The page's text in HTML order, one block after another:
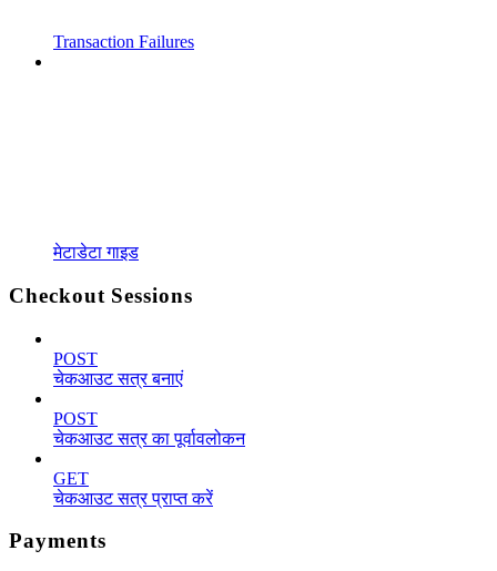
Transaction Failures
मेटाडेटा गाइड
Checkout Sessions
POST
चेकआउट सत्र बनाएं
POST
चेकआउट सत्र का पूर्वावलोकन
GET
चेकआउट सत्र प्राप्त करें
Payments